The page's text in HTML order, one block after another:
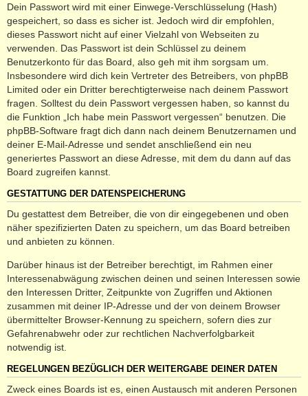
Dein Passwort wird mit einer Einwege-Verschlüsselung (Hash)
gespeichert, so dass es sicher ist. Jedoch wird dir empfohlen,
dieses Passwort nicht auf einer Vielzahl von Webseiten zu
verwenden. Das Passwort ist dein Schlüssel zu deinem
Benutzerkonto für das Board, also geh mit ihm sorgsam um.
Insbesondere wird dich kein Vertreter des Betreibers, von phpBB
Limited oder ein Dritter berechtigterweise nach deinem Passwort
fragen. Solltest du dein Passwort vergessen haben, so kannst du
die Funktion „Ich habe mein Passwort vergessen“ benutzen. Die
phpBB-Software fragt dich dann nach deinem Benutzernamen und
deiner E-Mail-Adresse und sendet anschließend ein neu
generiertes Passwort an diese Adresse, mit dem du dann auf das
Board zugreifen kannst.
GESTATTUNG DER DATENSPEICHERUNG
Du gestattest dem Betreiber, die von dir eingegebenen und oben
näher spezifizierten Daten zu speichern, um das Board betreiben
und anbieten zu können.
Darüber hinaus ist der Betreiber berechtigt, im Rahmen einer
Interessenabwägung zwischen deinen und seinen Interessen sowie
den Interessen Dritter, Zeitpunkte von Zugriffen und Aktionen
zusammen mit deiner IP-Adresse und der von deinem Browser
übermittelter Browser-Kennung zu speichern, sofern dies zur
Gefahrenabwehr oder zur rechtlichen Nachverfolgbarkeit
notwendig ist.
REGELUNGEN BEZÜGLICH DER WEITERGABE DEINER DATEN
Zweck eines Boards ist es, einen Austausch mit anderen Personen